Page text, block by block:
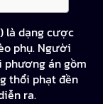
là dạng cược
phụ. Người
án gồm
thổi phạt đền
ra.